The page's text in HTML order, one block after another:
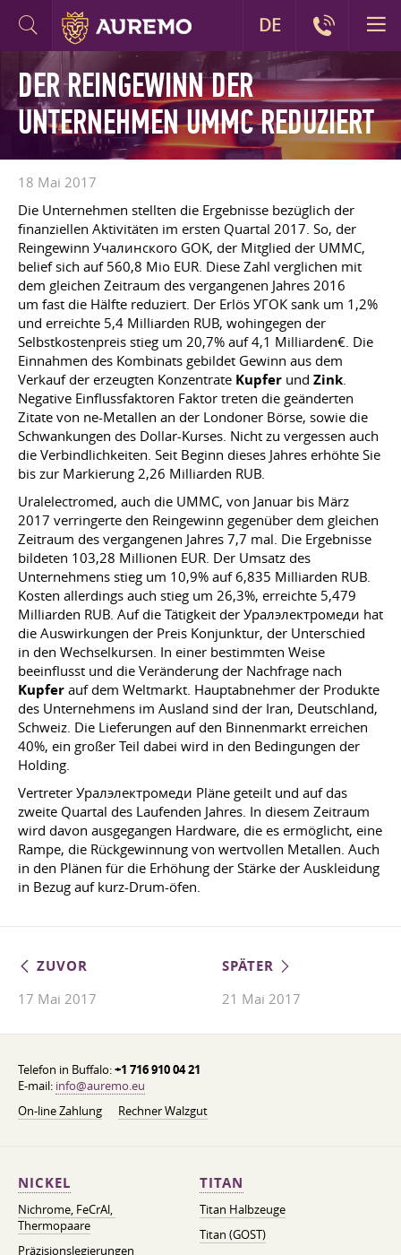
DER REINGEWINN DER
UNTERNEHMEN UMMC REDUZIERT
18 Mai 2017
Die Unternehmen stellten die Ergebnisse bezüglich der
finanziellen Aktivitäten im ersten Quartal 2017. So, der
Reingewinn Учалинского GOK, der Mitglied der UMMC,
belief sich auf 560,8 Mio EUR. Diese Zahl verglichen mit
dem gleichen Zeitraum des vergangenen Jahres 2016
um fast die Hälfte reduziert. Der Erlös УГОК sank um 1,2%
und erreichte 5,4 Milliarden RUB, wohingegen der
Selbstkostenpreis stieg um 20,7% auf 4,1 Milliarden€. Die
Einnahmen des Kombinats gebildet Gewinn aus dem
Verkauf der erzeugten Konzentrate Kupfer und Zink.
Negative Einflussfaktoren Faktor treten die geänderten
Zitate von ne-Metallen an der Londoner Börse, sowie die
Schwankungen des Dollar-Kurses. Nicht zu vergessen auch
die Verbindlichkeiten. Seit Beginn dieses Jahres erhöhte Sie
bis zur Markierung 2,26 Milliarden RUB.
Uralelectromed, auch die UMMC, von Januar bis März
2017 verringerte den Reingewinn gegenüber dem gleichen
Zeitraum des vergangenen Jahres 7,7 mal. Die Ergebnisse
bildeten 103,28 Millionen EUR. Der Umsatz des
Unternehmens stieg um 10,9% auf 6,835 Milliarden RUB.
Kosten allerdings auch stieg um 26,3%, erreichte 5,479
Milliarden RUB. Auf die Tätigkeit der Уралэлектромеди hat
die Auswirkungen der Preis Konjunktur, der Unterschied
in den Wechselkursen. In einer bestimmten Weise
beeinflusst und die Veränderung der Nachfrage nach
Kupfer auf dem Weltmarkt. Hauptabnehmer der Produkte
des Unternehmens im Ausland sind der Iran, Deutschland,
Schweiz. Die Lieferungen auf den Binnenmarkt erreichen
40%, ein großer Teil dabei wird in den Bedingungen der
Holding.
Vertreter Уралэлектромеди Pläne geteilt und auf das
zweite Quartal des Laufenden Jahres. In diesem Zeitraum
wird davon ausgegangen Hardware, die es ermöglicht, eine
Rampe, die Rückgewinnung von wertvollen Metallen. Auch
in den Plänen für die Erhöhung der Stärke der Auskleidung
in Bezug auf kurz-Drum-öfen.
ZUVOR
17 Mai 2017
SPÄTER
21 Mai 2017
Telefon in Buffalo:+1 716 910 04 21
E-mail: info@auremo.eu
On-line Zahlung
Rechner Walzgut
NICKEL
Nichrome, FeСrAl, ​​
Thermopaare
Präzisionslegierungen
TITAN
Titan Halbzeuge
Titan (GOST)
DE